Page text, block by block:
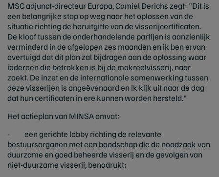
MSC adjunct-directeur Europa, Camiel Derichs zegt: "Dit is
een belangrijke stap op weg naar het oplossen van de
situatie richting de heruitgifte van de visserijcertificaten.
De kloof tussen de onderhandelende partijen is aanzienlijk
verminderd in de afgelopen zes maanden en ik ben ervan
overtuigd dat dit plan zal bijdragen aan de oplossing waar
iedereen die betrokken is bij de makreelvisserij, naar
zoekt. De inzet en de internationale samenwerking tussen
deze visserijen is ongeëvenaard en ik kijk uit naar de dag
dat hun certificaten in ere kunnen worden hersteld."
Het actieplan van MINSA omvat:
- een gerichte lobby richting de relevante
bestuursorganen met een boodschap die de noodzaak van
duurzame en goed beheerde visserij en de gevolgen van
niet-duurzame visserij, benadrukt;